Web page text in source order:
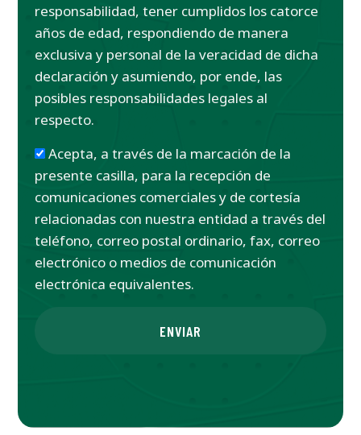
responsabilidad, tener cumplidos los catorce
años de edad, respondiendo de manera
exclusiva y personal de la veracidad de dicha
declaración y asumiendo, por ende, las
posibles responsabilidades legales al
respecto.
Acepta, a través de la marcación de la
presente casilla, para la recepción de
comunicaciones comerciales y de cortesía
relacionadas con nuestra entidad a través del
teléfono, correo postal ordinario, fax, correo
electrónico o medios de comunicación
electrónica equivalentes.
ENVIAR